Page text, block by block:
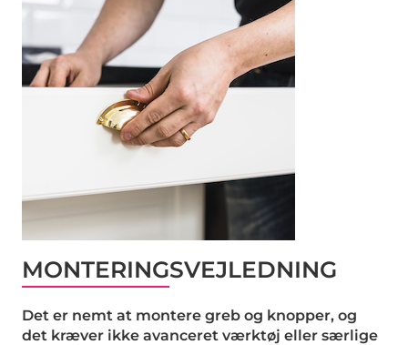
MONTERINGSVEJLEDNING
Det er nemt at montere greb og knopper, og
det kræver ikke avanceret værktøj eller særlige